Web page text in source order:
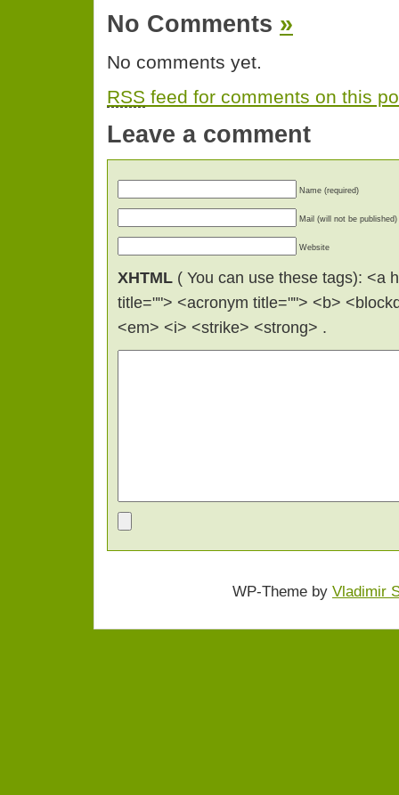
No Comments »
No comments yet.
RSS feed for comments on this
Leave a comment
Name (required)
Mail (will not be published)
Website
XHTML ( You can use these tags): <a
title=""> <acronym title=""> <b>
<em> <i> <strike> <strong> .
WP-Theme by Vladimir